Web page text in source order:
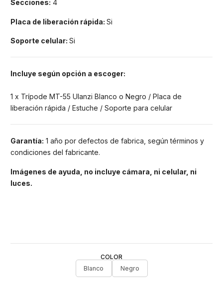
Secciones: 4
Placa de liberación rápida: Si
Soporte celular: Si
Incluye según opción a escoger:
1 x Trípode MT-55 Ulanzi Blanco o Negro / Placa de
liberación rápida / Estuche / Soporte para celular
Garantía: 1 año por defectos de fabrica, según términos y
condiciones del fabricante.
Imágenes de ayuda, no incluye cámara, ni celular, ni
luces.
COLOR
Blanco
Negro